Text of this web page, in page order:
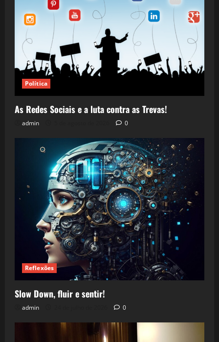
Política
As Redes Sociais e a luta contra as Trevas!
admin 0
Reflexões
Slow Down, fluir e sentir!
admin 0